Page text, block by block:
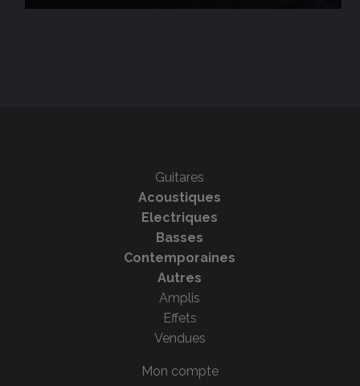
Guitares
Acoustiques
Electriques
Basses
Contemporaines
Autres
Amplis
Effets
Vendues
Mon compte